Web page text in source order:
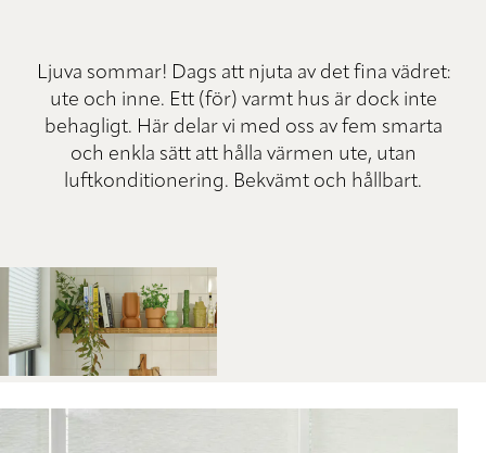
Ljuva sommar! Dags att njuta av det fina vädret:
ute och inne. Ett (för) varmt hus är dock inte
behagligt. Här delar vi med oss av fem smarta
och enkla sätt att hålla värmen ute, utan
luftkonditionering. Bekvämt och hållbart.